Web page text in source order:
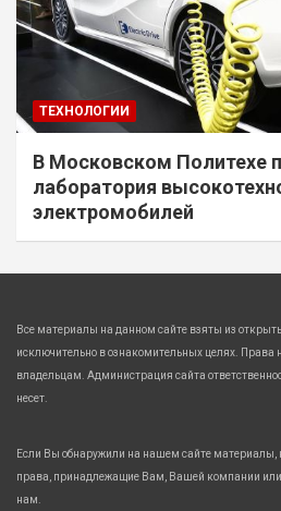
ТЕХНОЛОГИИ
В Московском Политехе
лаборатория
электромобилей
Все материалы на данном сайте взяты из
исключительно в ознакомительных целях.
владельцам. Администрация сайта
несет.
Если Вы обнаружили на нашем сайте материалы,
права, принадлежащие Вам, Вашей компании или
нам.